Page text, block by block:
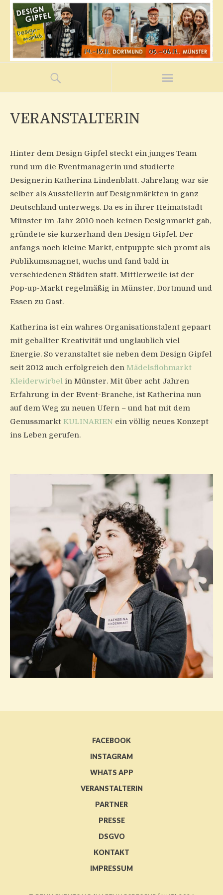
VERANSTALTERIN
Hinter dem Design Gipfel steckt ein junges Team
rund um die Eventmanagerin und studierte
Designerin Katherina Lindenblatt. Jahrelang war sie
selber als Ausstellerin auf Designmärkten in ganz
Deutschland unterwegs. Da es in ihrer Heimatstadt
Münster im Jahr 2010 noch keinen Designmarkt gab,
gründete sie kurzerhand den Design Gipfel. Der
anfangs noch kleine Markt, entpuppte sich promt als
Publikumsmagnet, wuchs und fand bald in
verschiedenen Städten statt. Mittlerweile ist der
Pop-up-Markt regelmäßig in Münster, Dortmund und
Essen zu Gast.
Katherina ist ein wahres Organisationstalent gepaart
mit geballter Kreativität und unglaublich viel
Energie. So veranstaltet sie neben dem Design Gipfel
seit 2012 auch erfolgreich den Mädelsflohmarkt
Kleiderwirbel in Münster. Mit über acht Jahren
Erfahrung in der Event-Branche, ist Katherina nun
auf dem Weg zu neuen Ufern – und hat mit dem
Genussmarkt KULINARIEN ein völlig neues Konzept
ins Leben gerufen.
FACEBOOK
INSTAGRAM
WHATS APP
VERANSTALTERIN
PARTNER
PRESSE
DSGVO
KONTAKT
IMPRESSUM